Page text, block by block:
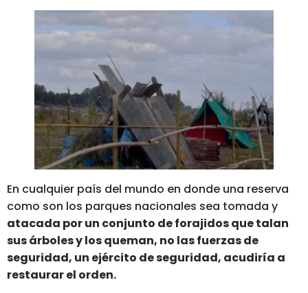
En cualquier país del mundo en donde una reserva
como son los parques nacionales sea tomada y
atacada por un conjunto de forajidos que talan
sus árboles y los queman, no las fuerzas de
seguridad, un ejército de seguridad, acudiría a
restaurar el orden.